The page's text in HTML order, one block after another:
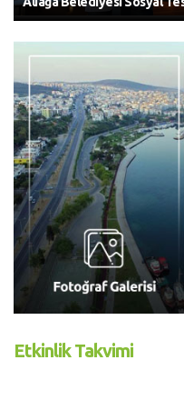
Etkinlik Takvimi